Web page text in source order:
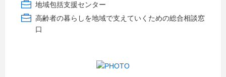
地域包括支援センター
高齢者の暮らしを地域で支えていくための総合相談窓
口